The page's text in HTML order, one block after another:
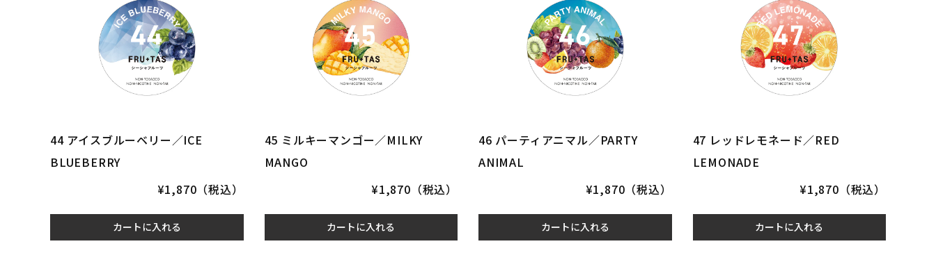
44 アイスブルーベリー／ICE
BLUEBERRY
¥1,870（税込）
カートに入れる
45 ミルキーマンゴー／MILKY
MANGO
¥1,870（税込）
カートに入れる
46 パーティアニマル／PARTY
ANIMAL
¥1,870（税込）
カートに入れる
47 レッドレモネード／RED
LEMONADE
¥1,870（税込）
カートに入れる